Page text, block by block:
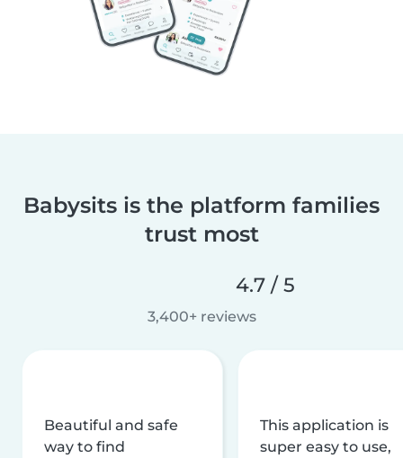
Babysits is the platform families
trust most
4.7 / 5
3,400+ reviews
Beautiful and safe
way to find
This application is
super easy to use,